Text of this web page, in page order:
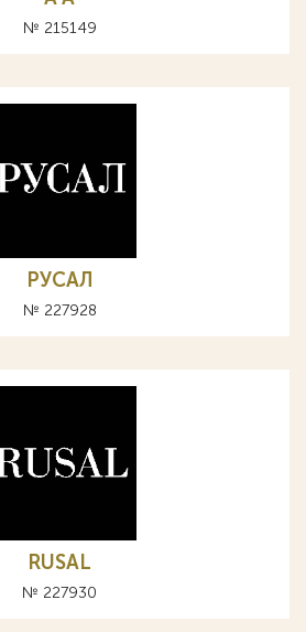
№ 215149
РУСАЛ
№ 227928
RUSAL
№ 227930